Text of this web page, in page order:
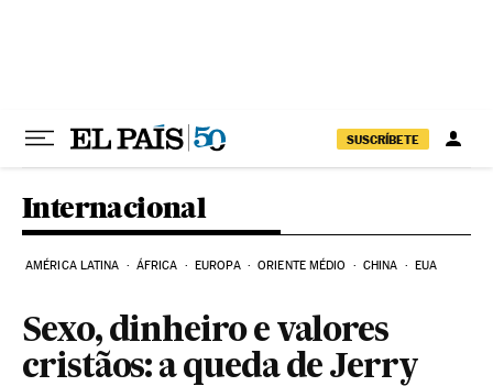
SUSCRÍBETE
Internacional
AMÉRICA LATINA ÁFRICA EUROPA ORIENTE MÉDIO CHINA EUA
Sexo, dinheiro e valores
cristãos: a queda de Jerry